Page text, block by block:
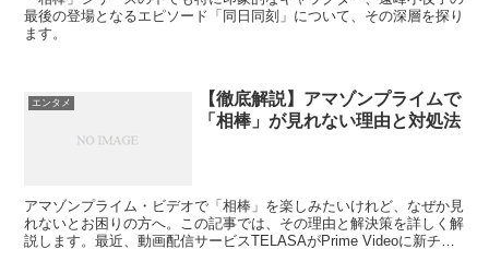
最後の登場となるエピソード「同日同刻」について、その深層を探り
ます。
エンタメ
【徹底解説】アマゾンプライムで
「相棒」が見れない理由と対処法
アマゾンプライム・ビデオで「相棒」を楽しみたいけれど、なぜか見
れないとお困りの方へ。この記事では、その理由と解決策を詳しく解
説します。最近、動画配信サービスTELASAがPrime Videoに新チャ